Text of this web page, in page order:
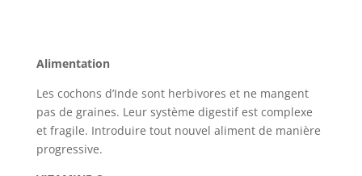
Alimentation
Les cochons d’Inde sont herbivores et ne mangent
pas de graines. Leur système digestif est complexe
et fragile. Introduire tout nouvel aliment de manière
progressive.